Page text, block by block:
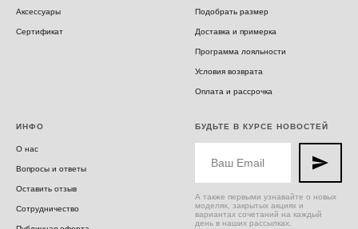
Аксессуары
Сертификат
Подобрать размер
Доставка и примерка
Программа лояльности
Условия возврата
Оплата и рассрочка
ИНФО
О нас
Вопросы и ответы
Оставить отзыв
Сотрудничество
БУДЬТЕ В КУРСЕ НОВОСТЕЙ
А также первыми узнавайте о новых
моделях, закрытых акциях и
вариантах сочетаний на каждый
день в наших рассылках.